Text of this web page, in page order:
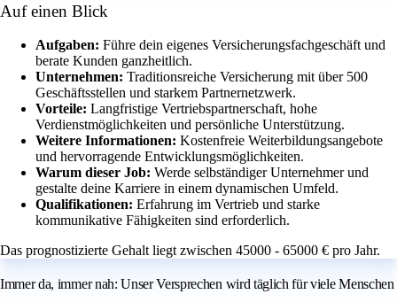
Auf einen Blick
Aufgaben: Führe dein eigenes Versicherungsfachgeschäft und
berate Kunden ganzheitlich.
Unternehmen: Traditionsreiche Versicherung mit über 500
Geschäftsstellen und starkem Partnernetzwerk.
Vorteile: Langfristige Vertriebspartnerschaft, hohe
Verdienstmöglichkeiten und persönliche Unterstützung.
Weitere Informationen: Kostenfreie Weiterbildungsangebote
und hervorragende Entwicklungsmöglichkeiten.
Warum dieser Job: Werde selbständiger Unternehmer und
gestalte deine Karriere in einem dynamischen Umfeld.
Qualifikationen: Erfahrung im Vertrieb und starke
kommunikative Fähigkeiten sind erforderlich.
Das prognostizierte Gehalt liegt zwischen 45000 - 65000 € pro Jahr.
Immer da, immer nah: Unser Versprechen wird täglich für viele Menschen